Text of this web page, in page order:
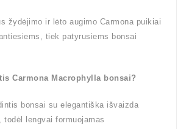
žydėjimo ir lėto augimo Carmona puikiai
tiek patyrusiems bonsai
Carmona Macrophylla bonsai?
bonsai su elegantiška išvaizda
lengvai formuojamas